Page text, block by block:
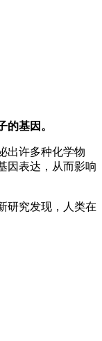
的基因。
出许多种化学物
因表达，从而影响
研究发现，人类在